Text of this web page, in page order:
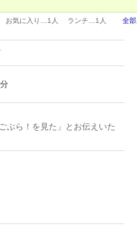
お気に入り… 1人 ランチ… 1人 全
ぶら！を見た」とお伝えいた